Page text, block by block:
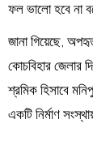
ফল ভালো হবে না
জানা গিয়েছে,
কোচবিহার জেলার
শ্রমিক হিসাবে
একটি নির্মাণ